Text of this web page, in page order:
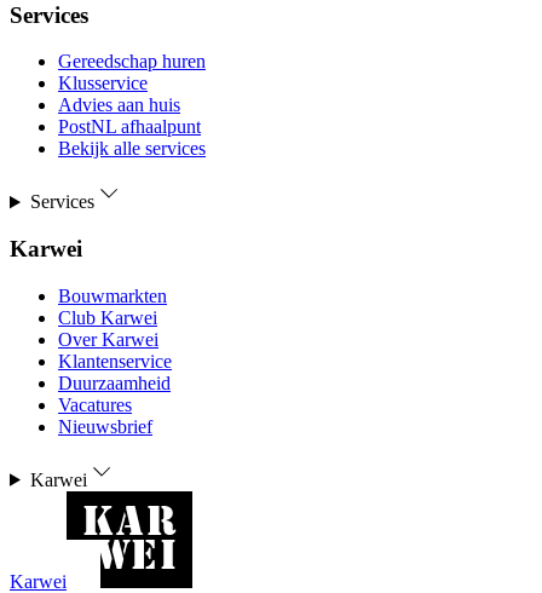
Services
Gereedschap huren
Klusservice
Advies aan huis
PostNL afhaalpunt
Bekijk alle services
Services
Karwei
Bouwmarkten
Club Karwei
Over Karwei
Klantenservice
Duurzaamheid
Vacatures
Nieuwsbrief
Karwei
Karwei